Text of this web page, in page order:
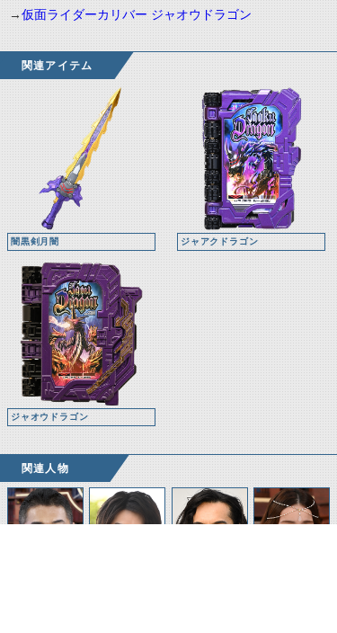
→仮面ライダーカリバー ジャオウドラゴン
関連アイテム
闇黒剣月闇 ジャアクドラゴン
ジャオウドラゴン
関連人物